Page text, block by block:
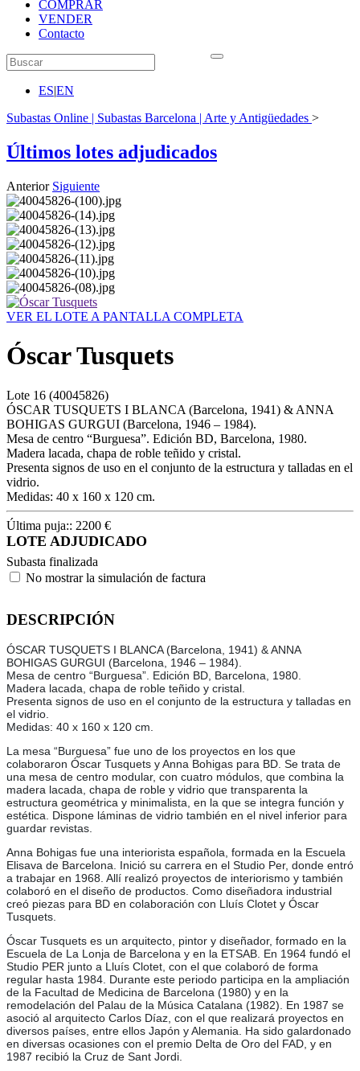
COMPRAR
VENDER
Contacto
ES|EN
Subastas Online | Subastas Barcelona | Arte y Antigüedades >
Últimos lotes adjudicados
Anterior Siguiente
VER EL LOTE A PANTALLA COMPLETA
Óscar Tusquets
Lote 16 (40045826)
ÓSCAR TUSQUETS I BLANCA (Barcelona, 1941) & ANNA
BOHIGAS GURGUI (Barcelona, 1946 – 1984).
Mesa de centro “Burguesa”. Edición BD, Barcelona, 1980.
Madera lacada, chapa de roble teñido y cristal.
Presenta signos de uso en el conjunto de la estructura y talladas en el
vidrio.
Medidas: 40 x 160 x 120 cm.
Última puja:: 2200 €
LOTE ADJUDICADO
Subasta finalizada
No mostrar la simulación de factura
DESCRIPCIÓN
ÓSCAR TUSQUETS I BLANCA (Barcelona, 1941) & ANNA
BOHIGAS GURGUI (Barcelona, 1946 – 1984).
Mesa de centro “Burguesa”. Edición BD, Barcelona, 1980.
Madera lacada, chapa de roble teñido y cristal.
Presenta signos de uso en el conjunto de la estructura y talladas en
el vidrio.
Medidas: 40 x 160 x 120 cm.
La mesa “Burguesa” fue uno de los proyectos en los que
colaboraron Óscar Tusquets y Anna Bohigas para BD. Se trata de
una mesa de centro modular, con cuatro módulos, que combina la
madera lacada, chapa de roble y vidrio que transparenta la
estructura geométrica y minimalista, en la que se integra función y
estética. Dispone láminas de vidrio también en el nivel inferior para
guardar revistas.
Anna Bohigas fue una interiorista española, formada en la Escuela
Elisava de Barcelona. Inició su carrera en el Studio Per, donde entró
a trabajar en 1968. Allí realizó proyectos de interiorismo y también
colaboró en el diseño de productos. Como diseñadora industrial
creó piezas para BD en colaboración con Lluís Clotet y Óscar
Tusquets.
Óscar Tusquets es un arquitecto, pintor y diseñador, formado en la
Escuela de La Lonja de Barcelona y en la ETSAB. En 1964 fundó el
Studio PER junto a Lluís Clotet, con el que colaboró de forma
regular hasta 1984. Durante este periodo participa en la ampliación
de la Facultad de Medicina de Barcelona (1980) y en la
remodelación del Palau de la Música Catalana (1982). En 1987 se
asoció al arquitecto Carlos Díaz, con el que realizará proyectos en
diversos países, entre ellos Japón y Alemania. Ha sido galardonado
en diversas ocasiones con el premio Delta de Oro del FAD, y en
1987 recibió la Cruz de Sant Jordi.